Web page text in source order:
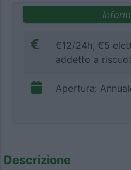
€12/24h, €5
addetto a
Apertura:
Descrizione